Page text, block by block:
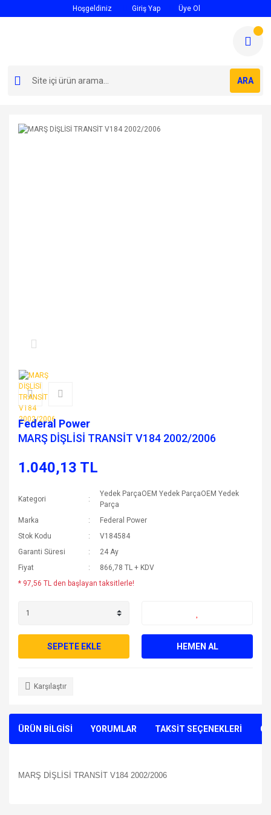
Hoşgeldiniz Giriş Yap Üye Ol
ARA
Federal Power
MARŞ DİŞLİSİ TRANSİT V184 2002/2006
1.040,13 TL
Kategori
Yedek ParçaOEM Yedek ParçaOEM Yedek
Parça
Marka
Federal Power
Stok Kodu
V184584
Garanti Süresi
24 Ay
Fiyat
866,78 TL + KDV
* 97,56 TL den başlayan taksitlerle!
SEPETE EKLE HEMEN AL
Karşılaştır
ÜRÜN BİLGİSİ YORUMLAR TAKSİT SEÇENEKLERİ
MARŞ DİŞLİSİ TRANSİT V184 2002/2006